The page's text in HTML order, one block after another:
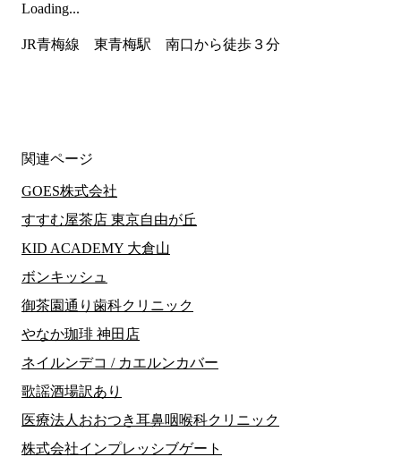
Loading...
JR青梅線　東青梅駅　南口から徒歩３分
関連ページ
GOES株式会社
すすむ屋茶店 東京自由が丘
KID ACADEMY 大倉山
ボンキッシュ
御茶園通り歯科クリニック
やなか珈琲 神田店
ネイルンデコ / カエルンカバー
歌謡酒場訳あり
医療法人おおつき耳鼻咽喉科クリニック
株式会社インプレッシブゲート